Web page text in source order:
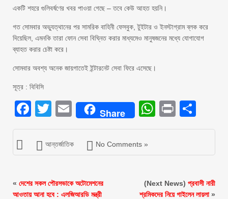
একটি শহরে গুলিবর্ষণের খবর পাওয়া গেছে – তবে কেউ আহত হয়নি।
গত সোমবার অভ্যুত্থানের পর সামরিক বাহিনী ফেসবুক, টুইটার ও ইনস্টাগ্রাম ব্লক করে
দিয়েছিল, এমনকি তারা ফোন সেবা বিঘ্নিত করার মাধ্যমেও মানুষজনের মধ্যে যোগাযোগ
ব্যাহত করার চেষ্টা করে।
সোমবার অবশ্য অনেক জায়গাতেই ইন্টারনেট সেবা ফিরে এসেছে।
সূত্র : বিবিসি
Facebook
Twitter
EmailShare Print
আন্তর্জাতিক No Comments »
« দেশের সকল পৌরসভাকে অটোমেশনের
আওতায় আনা হবে : এলজিআরডি মন্ত্রী
(Next News) প্রবাসী নারী
শ্রমিকদের নিয়ে গাইলেন লায়লা»